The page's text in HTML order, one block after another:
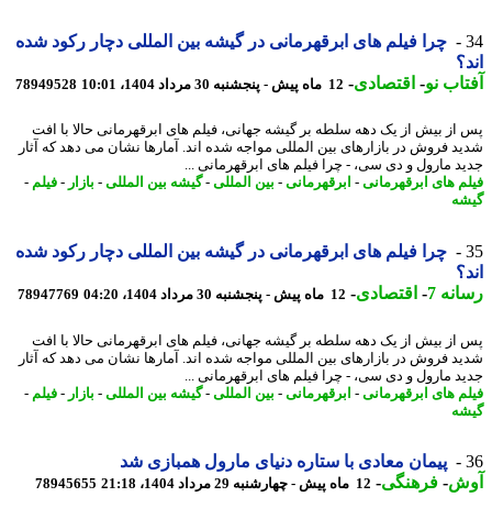
چرا فیلم های ابرقهرمانی در گیشه بین المللی دچار رکود شده
نو- اقتصادی-12 ماه پیش - پنجشنبه 30 مرداد 1404، 10:01 78949528
بیش از یک دهه سلطه بر گیشه جهانی، فیلم های ابرقهرمانی حالا با افت
فروش در بازارهای بین المللی مواجه شده اند. آمارها نشان می دهد که آثار
مارول و دی سی، - چرا فیلم های ابرقهرمانی ...
های ابرقهرمانی-ابرقهرمانی-بین المللی-گیشه بین المللی-بازار - فیلم -
چرا فیلم های ابرقهرمانی در گیشه بین المللی دچار رکود شده
7
-اقتصادی-12 ماه پیش - پنجشنبه 30 مرداد 1404، 04:20 78947769
بیش از یک دهه سلطه بر گیشه جهانی، فیلم های ابرقهرمانی حالا با افت
فروش در بازارهای بین المللی مواجه شده اند. آمارها نشان می دهد که آثار
مارول و دی سی، - چرا فیلم های ابرقهرمانی ...
های ابرقهرمانی-ابرقهرمانی-بین المللی-گیشه بین المللی-بازار - فیلم -
پیمان معادی با ستاره دنیای مارول همبازی شد
-فرهنگی-12 ماه پیش - چهارشنبه 29 مرداد 1404، 21:18 78945655